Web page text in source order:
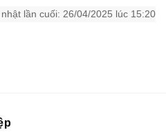
lần cuối: 26/04/2025 lúc 15:20